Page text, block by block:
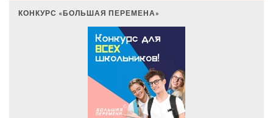
КОНКУРС «БОЛЬШАЯ ПЕРЕМЕНА»